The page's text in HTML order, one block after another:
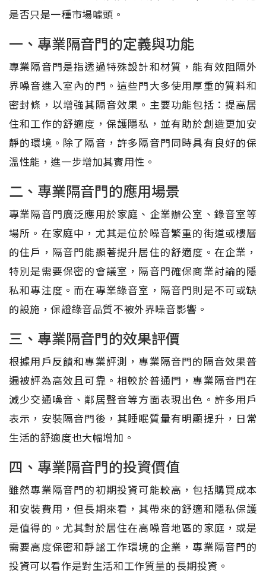
是否只是一種市場噱頭。
一、專業隔音門的定義與功能
專業隔音門是指透過特殊設計和材質，能有效阻隔外
界噪音進入室內的門。這些門大多使用厚重的質料和
密封條，以增強其隔音效果。主要功能包括：提高居
住和工作的舒適度，保護隱私，並有助於創造更加安
靜的環境。除了隔音，許多隔音門同時具有良好的保
溫性能，進一步增加其實用性。
二、專業隔音門的應用場景
專業隔音門廣泛應用於家庭、企業辦公室、錄音室等
場所。在家庭中，尤其是位於噪音繁重的街道或樓層
的住戶，隔音門能顯著提升居住的舒適度。在企業，
特別是需要保密的會議室，隔音門確保商業討論的隱
私和專注度。而在專業錄音室，隔音門則是不可或缺
的設施，保證錄音品質不被外界噪音影響。
三、專業隔音門的效果評價
根據用戶反饋和專業評測，專業隔音門的隔音效果普
遍被評為高效且可靠。相較於普通門，專業隔音門在
減少交通噪音、鄰居聲音等方面表現出色。許多用戶
表示，安裝隔音門後，其睡眠質量有明顯提升，日常
生活的舒適度也大幅增加。
四、專業隔音門的投資價值
雖然專業隔音門的初期投資可能較高，包括購買成本
和安裝費用，但長期來看，其帶來的舒適和隱私保護
是值得的。尤其對於居住在高噪音地區的家庭，或是
需要高度保密和靜謐工作環境的企業，專業隔音門的
投資可以看作是對生活和工作質量的長期投資。